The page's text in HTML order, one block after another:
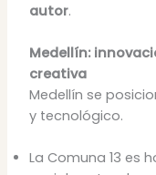
autor.
Medellín:
creativa
Medellín se
y tecnológico.
La Comuna 13 es